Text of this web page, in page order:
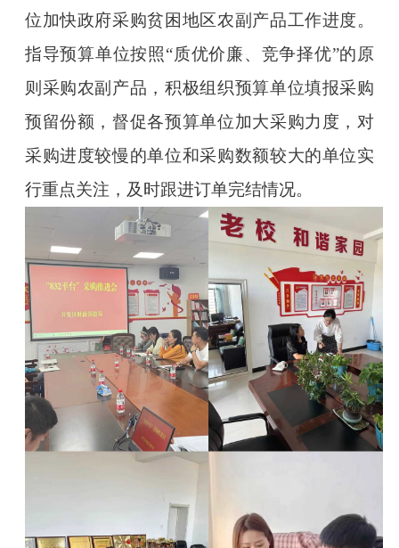
位加快政府采购贫困地区农副产品工作进度。
指导预算单位按照“质优价廉、竞争择优”的原
则采购农副产品，积极组织预算单位填报采购
预留份额，督促各预算单位加大采购力度，对
采购进度较慢的单位和采购数额较大的单位实
行重点关注，及时跟进订单完结情况。